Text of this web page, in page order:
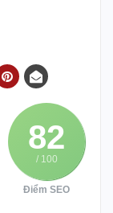
82
/ 100
Điểm SEO